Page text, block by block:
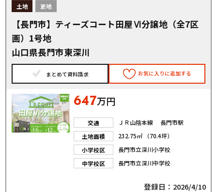
土地 更地
【長門市】ティーズコート田屋Ⅵ分譲地（全7区
画）1号地
山口県長門市東深川
まとめて資料請求 お気に入りに追加する
647万円
交通
ＪＲ山陰本線 長門市駅
土地面積
232.75㎡ （70.4坪）
小学校区
長門市立深川小学校
中学校区
長門市立深川中学校
登録日：2026/4/10